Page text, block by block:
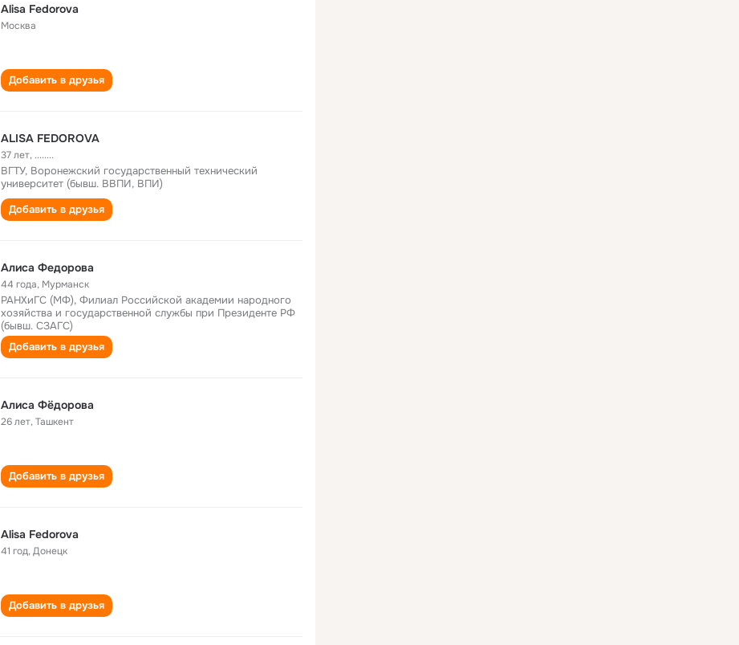
Alisa Fedorova
Москва
Добавить в друзья
ALISA FEDOROVA
37 лет, ........
ВГТУ, Воронежский государственный технический
университет (бывш. ВВПИ, ВПИ)
Добавить в друзья
Алиса Федорова
44 года, Мурманск
РАНХиГС (МФ), Филиал Российской академии народного
хозяйства и государственной службы при Президенте РФ
(бывш. СЗАГС)
Добавить в друзья
Алиса Фёдорова
26 лет,Ташкент
Добавить в друзья
Alisa Fedorova
41 год,Донецк
Добавить в друзья